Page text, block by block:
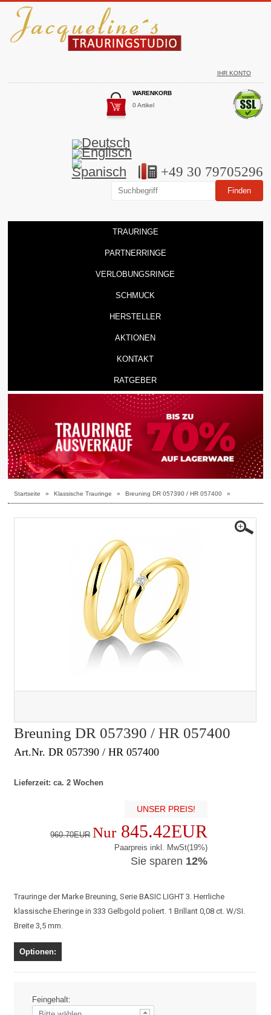
IHR KONTO
WARENKORB
0 Artikel
+49 30 79705296
TRAURINGE
PARTNERRINGE
VERLOBUNGSRINGE
SCHMUCK
HERSTELLER
AKTIONEN
KONTAKT
RATGEBER
Startseite » Klassische Trauringe » Breuning DR 057390 / HR 057400 »
Breuning DR 057390 / HR 057400
Art.Nr. DR 057390 / HR 057400
Lieferzeit: ca. 2 Wochen
UNSER PREIS!
960.70EUR Nur845.42EUR
Paarpreis inkl. MwSt(19%)
Sie sparen 12%
Trauringe der Marke Breuning, Serie BASIC LIGHT 3. Herrliche
klassische Eheringe in 333 Gelbgold poliert. 1 Brillant 0,08 ct. W/SI.
Breite 3,5 mm.
Optionen:
Feingehalt: